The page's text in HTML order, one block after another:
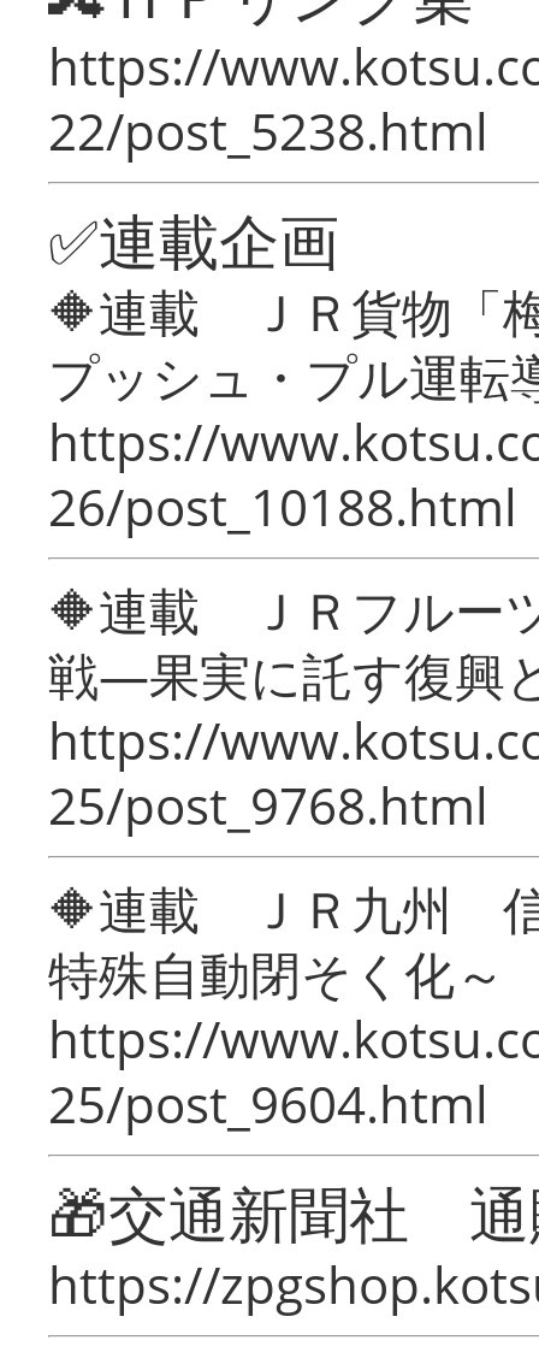
https://
22/post_5238.html
✅連載企画
🔶連載 ＪＲ貨物「
プッシュ・プル運転
https://
26/post_10188.html
🔶連載 ＪＲフルー
戦―果実に託す復興
https://
25/post_9768.html
🔶連載 ＪＲ九州 信
特殊自動閉そく化～
https://
25/post_9604.html
🎁交通新聞社
https://